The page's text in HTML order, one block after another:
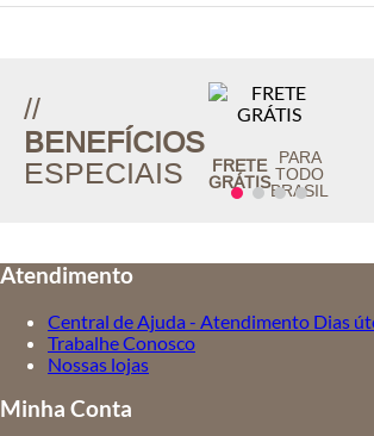
//
BENEFÍCIOS
ESPECIAIS
FRETE
GRÁTIS
PARA
TODO
BRASIL
Atendimento
Central de Ajuda - Atendimento Dias
Trabalhe Conosco
Nossas lojas
Minha Conta